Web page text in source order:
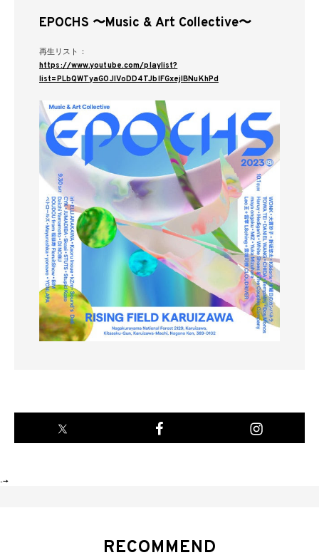
EPOCHS 〜Music & Art Collective〜
再生リスト：
https://www.youtube.com/playlist?
list=PLbQWTyaGOJlVoDD4TJblFGxejIBNuKhPd
-->
RECOMMEND